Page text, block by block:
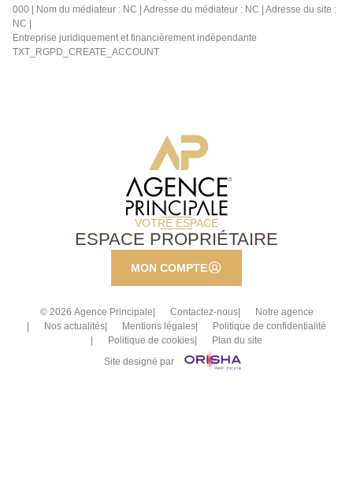
000 | Nom du médiateur : NC | Adresse du médiateur : NC | Adresse du site :
NC |
Entreprise juridiquement et financièrement indépendante
TXT_RGPD_CREATE_ACCOUNT
VOTRE ESPACE
ESPACE PROPRIÉTAIRE
MON COMPTE
© 2026 Agence Principale Contactez-nous
Notre agence
Nos actualités
Mentions légales
Politique de confidentialité
Politique de cookies
Plan du site
Site designé par